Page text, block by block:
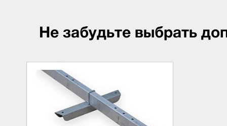
Не забудьте выбрать